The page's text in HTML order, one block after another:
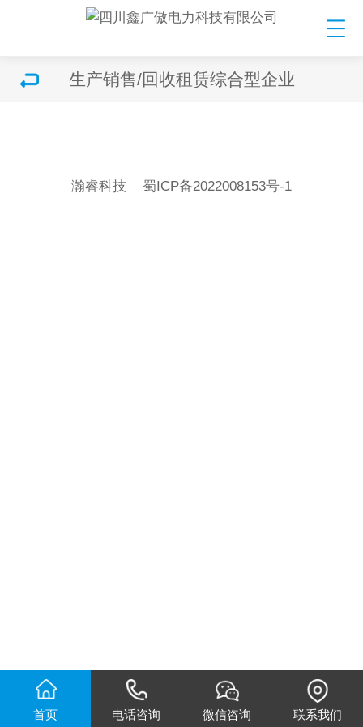
生产销售/回收租赁综合型企业
瀚睿科技 蜀ICP备2022008153号-1
首页 电话咨询 微信咨询 联系我们